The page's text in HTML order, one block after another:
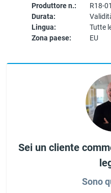
Produttore n.:
R18-
Durata:
Lingua:
Tutte
Zona paese:
EU
Sei un cliente
Sono